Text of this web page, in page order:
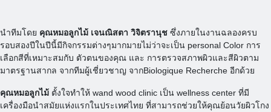
นำทีมโดย คุณหมอลูกไม้ เจนณิสตา วิจิตรานุช ซึ่งภายในงานฉลองครบ
รอบสองปีในปีนี้มีกิจกรรมต่างๆมากมายไม่ว่าจะเป็น personal Color การ
เลือกสีที่เหมาะสมกับ ตัวตนของคุณ และ การตรวจสภาพผิวและสีผิวตาม
มาตรฐานสากล จากทีมผู้เชี่ยวชาญ จากBiologique Recherche อีกด้วย
คุณหมอลูกไม้ ตั้งใจทำให้ wand wood clinic เป็น wellness center ที่มี
เครื่องมือนำสมัยแห่งแรกในประเทศไทย ที่สามารถช่วยให้คุณย้อนวัยผิวโกง